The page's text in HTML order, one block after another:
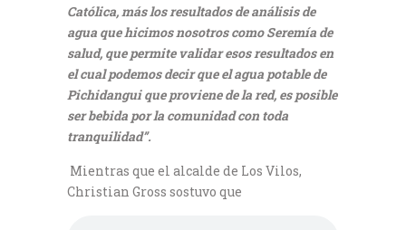
Católica, más los resultados de análisis de
agua que hicimos nosotros como Seremía de
salud, que permite validar esos resultados en
el cual podemos decir que el agua potable de
Pichidangui que proviene de la red, es posible
ser bebida por la comunidad con toda
tranquilidad”.
Mientras que el alcalde de Los Vilos,
Christian Gross sostuvo que